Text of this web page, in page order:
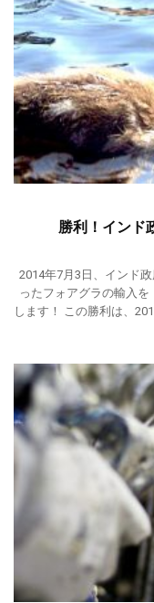
勝利！インド
2014年7月3日、インド
ったフォアグラの輸入
します！ この勝利は、